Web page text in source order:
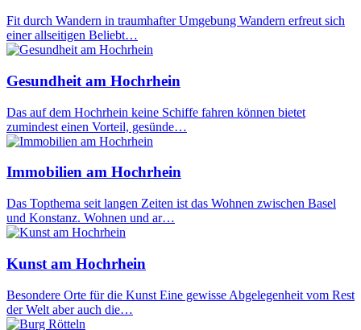
Fit durch Wandern in traumhafter Umgebung Wandern erfreut sich
einer allseitigen Beliebt…
Gesundheit am Hochrhein
Das auf dem Hochrhein keine Schiffe fahren können bietet
zumindest einen Vorteil, gesünde…
Immobilien am Hochrhein
Das Topthema seit langen Zeiten ist das Wohnen zwischen Basel
und Konstanz. Wohnen und ar…
Kunst am Hochrhein
Besondere Orte für die Kunst Eine gewisse Abgelegenheit vom Rest
der Welt aber auch die…